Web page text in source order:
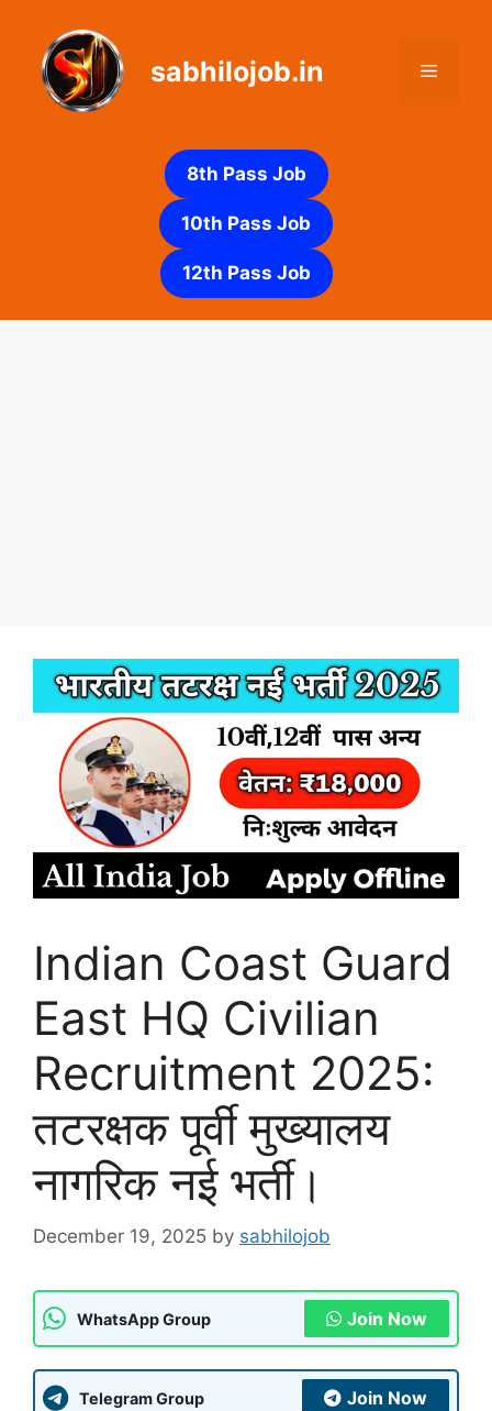
content
sabhilojob.in Menu
8th Pass Job
10th Pass Job
12th Pass Job
Indian Coast Guard
East HQ Civilian
Recruitment 2025:
तटरक्षक पूर्वी मुख्यालय
नागरिक नई भर्ती।
December 19, 2025 by sabhilojob
WhatsApp Group Join Now
Telegram Group Join Now